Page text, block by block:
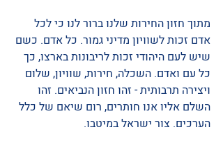
מתוך חזון החירות שלנו ברור לנו כי לכל
אדם זכות לשוויון מדיני גמור. כל אדם. כשם
שיש לעם היהודי זכות לריבונות בארצו, כך
כל עם ואדם. השכלה, חירות, שוויון, שלום
ויצירה תרבותית - זהו חזון הנביאים. זהו
השלם אליו אנו חותרים, רום שיאם של כלל
הערכים. צור ישראל במיטבו.